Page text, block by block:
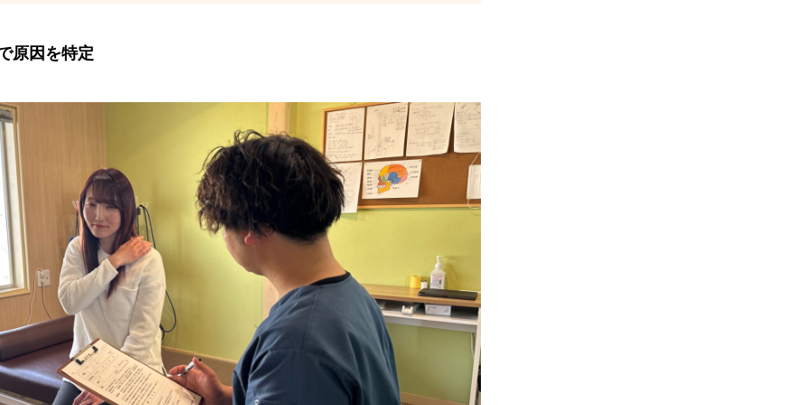
原因を特定